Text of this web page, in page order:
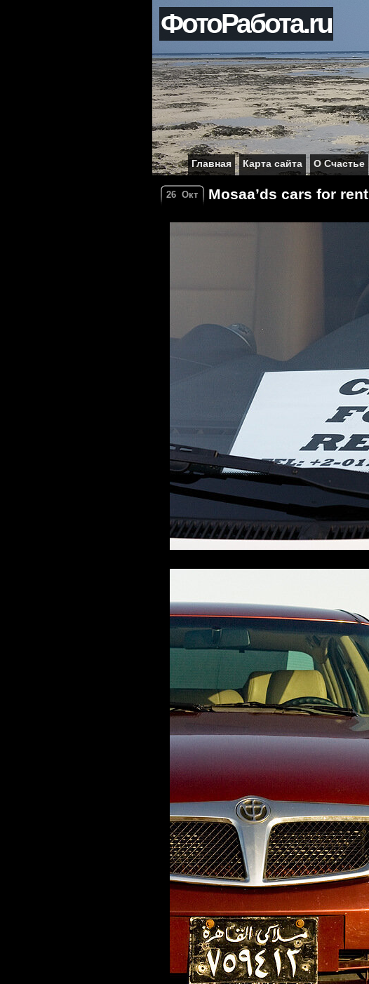
ФотоРабота.ru
Главная Карта сайта О Счастье
26 Окт Mosaa’ds cars for rent